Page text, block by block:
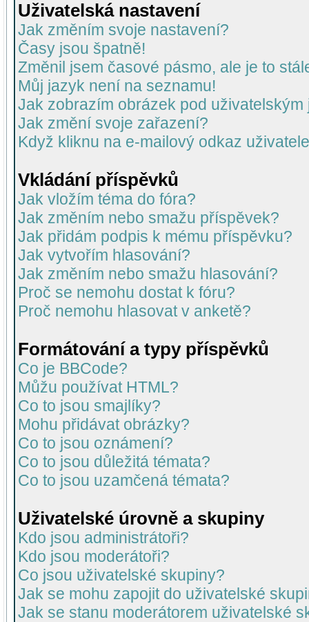
Uživatelská nastavení
Jak změním svoje nastavení?
Časy jsou špatně!
Změnil jsem časové pásmo, ale je to
Můj jazyk není na seznamu!
Jak zobrazím obrázek pod uživatelským
Jak změní svoje zařazení?
Když kliknu na e-mailový odkaz
Vkládání příspěvků
Jak vložím téma do fóra?
Jak změním nebo smažu příspěvek?
Jak přidám podpis k mému příspěvku?
Jak vytvořím hlasování?
Jak změním nebo smažu hlasování?
Proč se nemohu dostat k fóru?
Proč nemohu hlasovat v anketě?
Formátování a typy příspěvků
Co je BBCode?
Můžu používat HTML?
Co to jsou smajlíky?
Mohu přidávat obrázky?
Co to jsou oznámení?
Co to jsou důležitá témata?
Co to jsou uzamčená témata?
Uživatelské úrovně a skupiny
Kdo jsou administrátoři?
Kdo jsou moderátoři?
Co jsou uživatelské skupiny?
Jak se mohu zapojit do uživatelské
Jak se stanu moderátorem uživatelské